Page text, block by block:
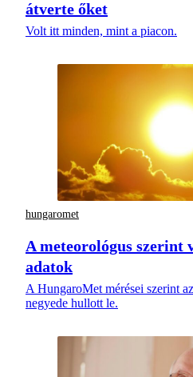
átverte őket
Volt itt minden, mint a piacon.
hungaromet
A meteorológus szerint
adatok
A HungaroMet mérései szerint
negyede hullott le.